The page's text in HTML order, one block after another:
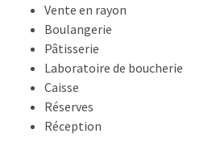
Vente en rayon
Boulangerie
Pâtisserie
Laboratoire de boucherie
Caisse
Réserves
Réception